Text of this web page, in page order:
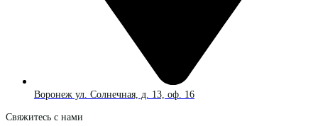
Воронеж ул. Солнечная, д. 13, оф. 16
Свяжитесь с нами